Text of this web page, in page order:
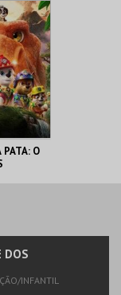
JOÃO
PATA: O
DOS
INFANTIL